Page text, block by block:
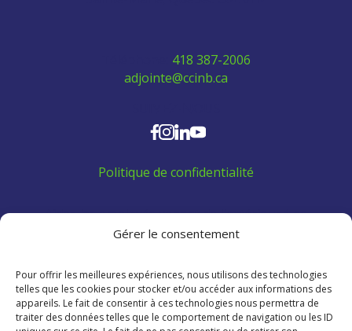
Gérer le consentement
Pour offrir les meilleures expériences, nous utilisons des technologies
telles que les cookies pour stocker et/ou accéder aux informations des
appareils. Le fait de consentir à ces technologies nous permettra de
traiter des données telles que le comportement de navigation ou les ID
418 387-2006
adjointe@ccinb.ca
Politique de confidentialité
Aidez les employés venant de l'extérieur à se
trouver un logement: